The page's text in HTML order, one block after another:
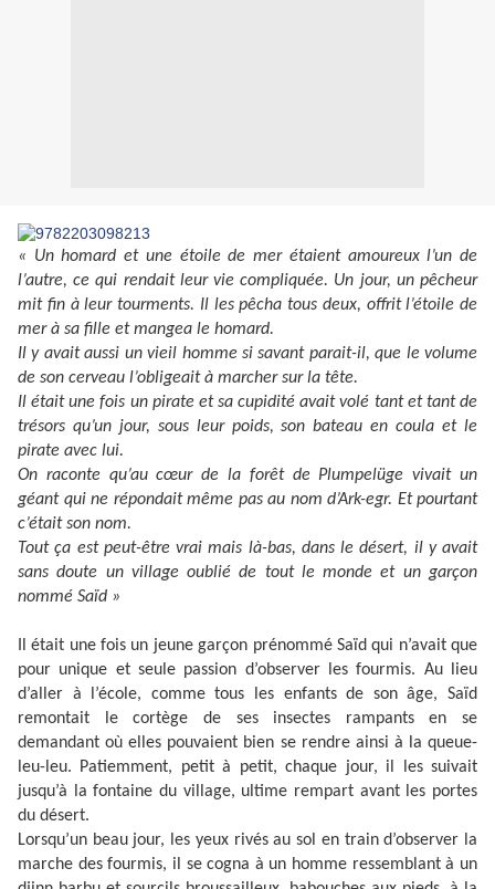
« Un homard et une étoile de mer étaient amoureux l’un de
l’autre, ce qui rendait leur vie compliquée. Un jour, un pêcheur
mit fin à leur tourments. Il les pêcha tous deux, offrit l’étoile de
mer à sa fille et mangea le homard.
Il y avait aussi un vieil homme si savant parait-il, que le volume
de son cerveau l’obligeait à marcher sur la tête.
Il était une fois un pirate et sa cupidité avait volé tant et tant de
trésors qu’un jour, sous leur poids, son bateau en coula et le
pirate avec lui.
On raconte qu’au cœur de la forêt de Plumpelüge vivait un
géant qui ne répondait même pas au nom d’Ark-egr. Et pourtant
c’était son nom.
Tout ça est peut-être vrai mais là-bas, dans le désert, il y avait
sans doute un village oublié de tout le monde et un garçon
nommé Saïd »
Il était une fois un jeune garçon prénommé Saïd qui n’avait que
pour unique et seule passion d’observer les fourmis. Au lieu
d’aller à l’école, comme tous les enfants de son âge, Saïd
remontait le cortège de ses insectes rampants en se
demandant où elles pouvaient bien se rendre ainsi à la queue-
leu-leu. Patiemment, petit à petit, chaque jour, il les suivait
jusqu’à la fontaine du village, ultime rempart avant les portes
du désert.
Lorsqu’un beau jour, les yeux rivés au sol en train d’observer la
marche des fourmis, il se cogna à un homme ressemblant à un